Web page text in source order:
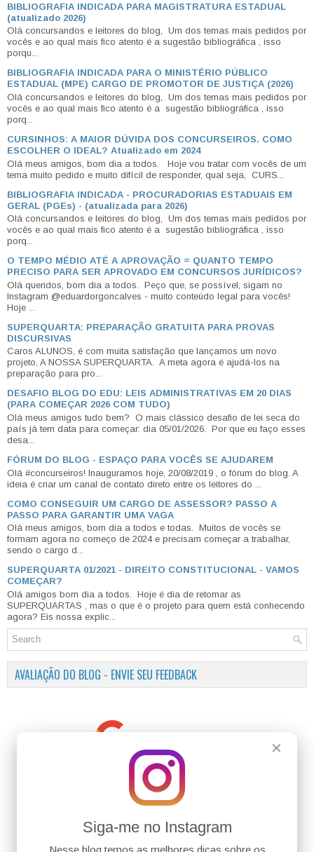
✕
Siga-me no Instagram
Nesse blog temos as melhores dicas sobre os
BIBLIOGRAFIA INDICADA PARA MAGISTRATURA ESTADUAL
(atualizado 2026)
Olá concursandos e leitores do blog, Um dos temas mais pedidos por
vocês e ao qual mais fico atento é a sugestão bibliográfica , isso
porqu...
BIBLIOGRAFIA INDICADA PARA O MINISTÉRIO PÚBLICO
ESTADUAL (MPE) CARGO DE PROMOTOR DE JUSTIÇA (2026)
Olá concursandos e leitores do blog, Um dos temas mais pedidos por
vocês e ao qual mais fico atento é a sugestão bibliográfica , isso
porq...
CURSINHOS: A MAIOR DÚVIDA DOS CONCURSEIROS. COMO
ESCOLHER O IDEAL? Atualizado em 2024
Olá meus amigos, bom dia a todos. Hoje vou tratar com vocês de um
tema muito pedido e muito difícil de responder, qual seja, CURS...
BIBLIOGRAFIA INDICADA - PROCURADORIAS ESTADUAIS EM
GERAL (PGEs) - (atualizada para 2026)
Olá concursandos e leitores do blog, Um dos temas mais pedidos por
vocês e ao qual mais fico atento é a sugestão bibliográfica , isso
porq...
O TEMPO MÉDIO ATÉ A APROVAÇÃO = QUANTO TEMPO
PRECISO PARA SER APROVADO EM CONCURSOS JURÍDICOS?
Olá queridos, bom dia a todos. Peço que, se possível, sigam no
Instagram @eduardorgoncalves - muito conteúdo legal para vocês!
Hoje ...
SUPERQUARTA: PREPARAÇÃO GRATUITA PARA PROVAS
DISCURSIVAS
Caros ALUNOS, é com muita satisfação que lançamos um novo
projeto, A NOSSA SUPERQUARTA. A meta agora é ajudá-los na
preparação para pro...
DESAFIO BLOG DO EDU: LEIS ADMINISTRATIVAS EM 20 DIAS
(PARA COMEÇAR 2026 COM TUDO)
Olá meus amigos tudo bem? O mais clássico desafio de lei seca do
país já tem data para começar: dia 05/01/2026. Por que eu faço esses
desa...
FÓRUM DO BLOG - ESPAÇO PARA VOCÊS SE AJUDAREM
Olá #concurseiros! Inauguramos hoje, 20/08/2019 , o fórum do blog. A
ideia é criar um canal de contato direto entre os leitores do ...
COMO CONSEGUIR UM CARGO DE ASSESSOR? PASSO A
PASSO PARA GARANTIR UMA VAGA
Olá meus amigos, bom dia a todos e todas. Muitos de vocês se
formam agora no começo de 2024 e precisam começar a trabalhar,
sendo o cargo d...
SUPERQUARTA 01/2021 - DIREITO CONSTITUCIONAL - VAMOS
COMEÇAR?
Olá amigos bom dia a todos. Hoje é dia de retomar as
SUPERQUARTAS , mas o que é o projeto para quem está conhecendo
agora? Eis nossa explic...
AVALIAÇÃO DO BLOG - ENVIE SEU FEEDBACK